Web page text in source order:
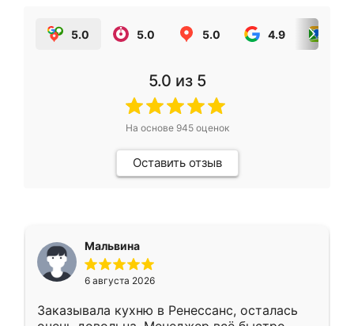
5.0 5.0 5.0 4.9
5.0 из 5
На основе 945оценок
Оставить отзыв
Мальвина
6 августа 2026
Заказывала кухню в Ренессанс, осталась